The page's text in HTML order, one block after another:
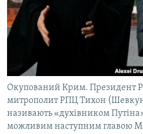
Окупований Крим. Президент
митрополит РПЦ Тихон
називають «духівником
можливим наступним главою